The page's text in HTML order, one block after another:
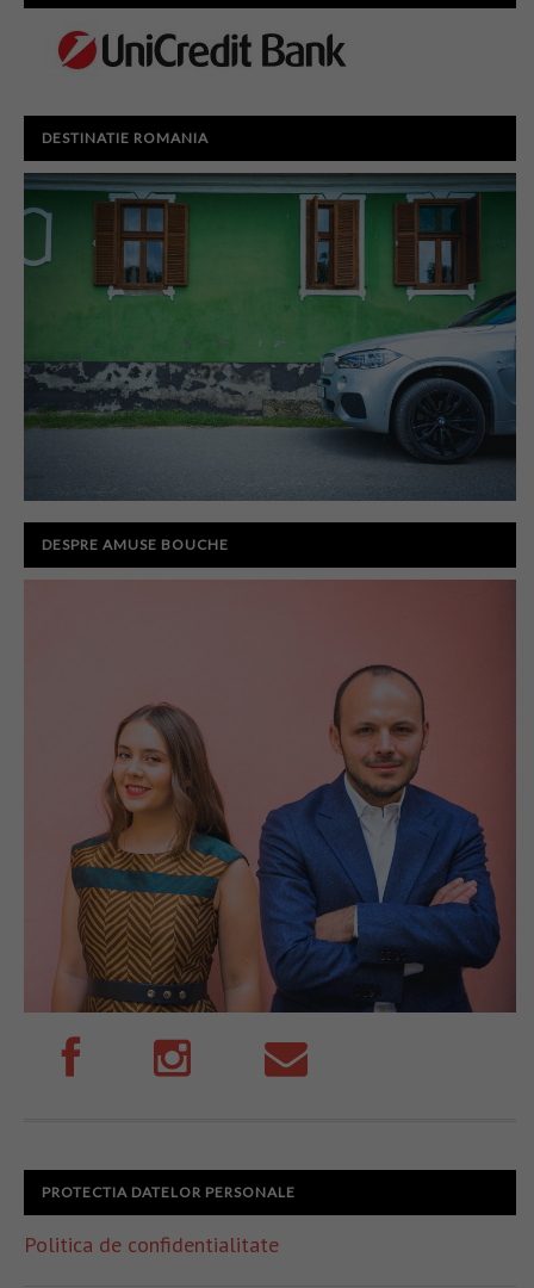
DESTINATIE ROMANIA
DESPRE AMUSE BOUCHE
PROTECTIA DATELOR PERSONALE
Politica de confidentialitate